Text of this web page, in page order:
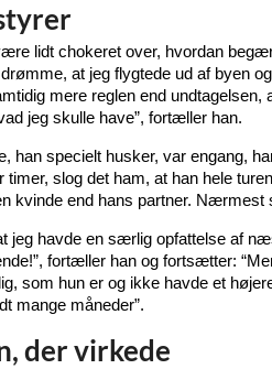
lidt chokeret over, hvordan
at jeg flygtede ud af byen
mere reglen end
jeg skulle have”, fortæller han.
han specielt husker, var engang,
slog det ham, at han hele
kvinde end hans partner.
jeg havde en særlig opfattelse af
fortæller han og fortsætter:
som hun er og ikke havde et
mange måneder”.
der virkede